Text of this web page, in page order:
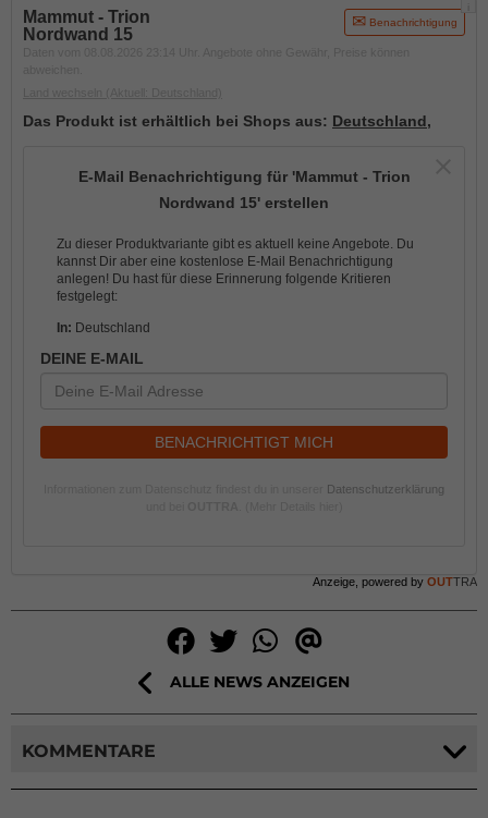
Mammut - Trion
Nordwand 15
Benachrichtigung
Das Produkt ist erhältlich bei Shops aus: Deutschland,
E-Mail Benachrichtigung für 'Mammut - Trion
Nordwand 15' erstellen
Zu dieser Produktvariante gibt es aktuell keine Angebote. Du
kannst Dir aber eine kostenlose E-Mail Benachrichtigung
anlegen! Du hast für diese Erinnerung folgende Kritieren
festgelegt:
In: Deutschland
DEINE E-MAIL
BENACHRICHTIGT MICH
Datenschutzerklärung
Anzeige, powered by OUTTRA
ALLE NEWS ANZEIGEN
KOMMENTARE